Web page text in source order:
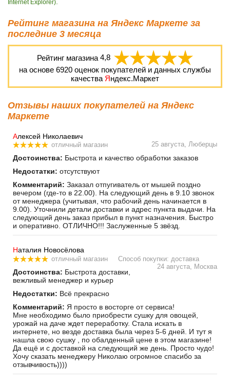
Internet Explorer)
Рейтинг магазина на Яндекс Маркете за
последние 3 месяца
Рейтинг магазина 4,8
на основе 6920 оценок покупателей и данных службы
качества Яндекс.Маркет
Отзывы наших покупателей на Яндекс
Маркете
Алексей Николаевич
отличный магазин 25 августа, Люберцы
Достоинства: Быстрота и качество обработки заказов
Недостатки: отсутствуют
Комментарий: Заказал отпугиватель от мышей поздно
вечером (где-то в 22.00). На следующий день в 9.10 звонок
от менеджера (учитывая, что рабочий день начинается в
9.00). Уточнили детали доставки и адрес пункта выдачи. На
следующий день заказ прибыл в пункт назначения. Быстро
и оперативно. ОТЛИЧНО!!! Заслуженные 5 звёзд.
Наталия Новосёлова
отличный магазин
Способ покупки: доставка
24 августа, Москва
Достоинства: Быстрота доставки,
вежливый менеджер и курьер
Недостатки: Всё прекрасно
Комментарий: Я просто в восторге от сервиса!
Мне необходимо было приобрести сушку для овощей,
урожай на даче ждет переработку. Стала искать в
интернете, но везде доставка была через 5-6 дней. И тут я
нашла свою сушку , по обалденный цене в этом магазине!
Да ещё и с доставкой на следующий же день. Просто чудо!
Хочу сказать менеджеру Николаю огромное спасибо за
отзывчивость))))